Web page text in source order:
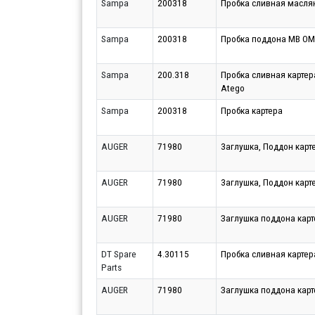
Sampa 200318 Пробка сливная
Sampa 200318 Пробка поддона MB
Sampa 200.318
Пробка сливная
Atego
Sampa
200318 Пробка картера
AUGER 71980 3аглушка, Поддон
AUGER 71980 3аглушка, Поддон
AUGER 71980 Заглушка поддона
DT Spare
Parts
4.30115 Пробка сливная
AUGER 71980 Заглушка поддона